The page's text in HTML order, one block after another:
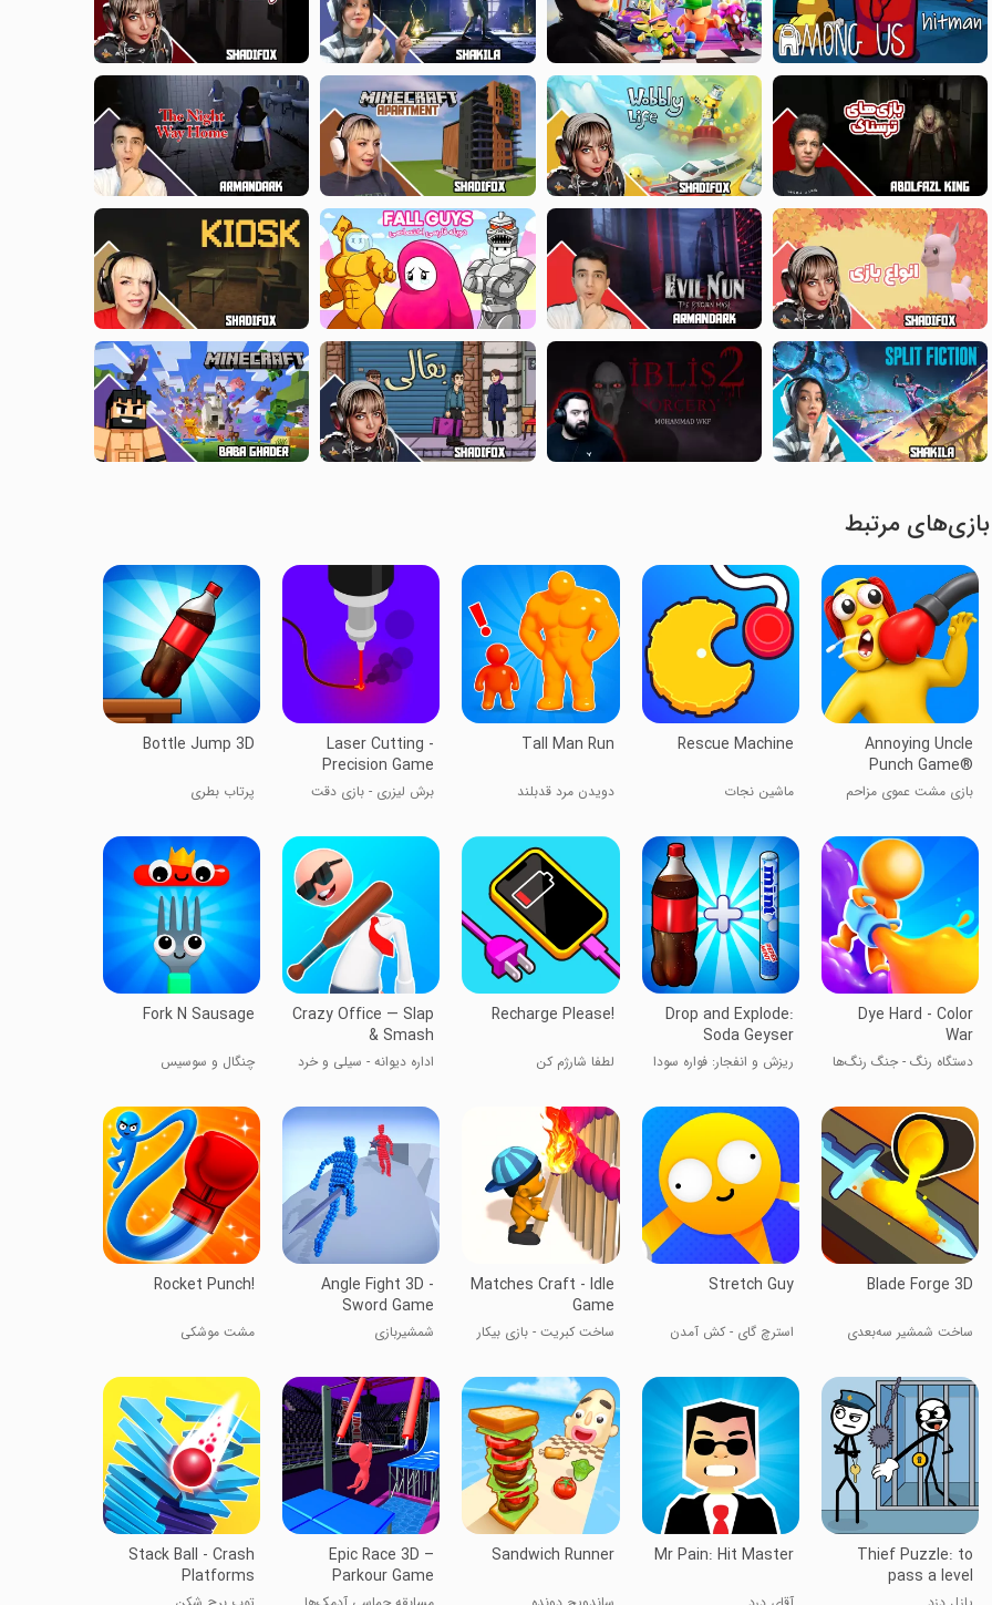
بازی‌های مرتبط
Annoying Uncle
Punch Game®
بازی مشت عموی مزاحم
Rescue Machine
ماشین نجات
Tall Man Run
دویدن مرد قدبلند
Laser Cutting -
Precision Game
برش لیزری - بازی دقت
Bottle Jump 3D
پرتاب بطری
Dye Hard - Color
War
دستگاه رنگ - جنگ رنگ‌ها
Drop and Explode:
Soda Geyser
ریزش و انفجار: فواره‌ سودا
Recharge Please!
لطفا شارژم کن
Crazy Office — Slap
& Smash
اداره دیوانه - سیلی و خرد
Fork N Sausage
چنگال و سوسیس
Blade Forge 3D
ساخت شمشیر سه‌بعدی
Stretch Guy
استرچ گای - کش آمدن
Matches Craft - Idle
Game
ساخت کبریت - بازی بیکار
Angle Fight 3D -
Sword Game
شمشیربازی
Rocket Punch!
مشت موشکی
Thief Puzzle: to
pass a level
Mr Pain: Hit Master
Sandwich Runner
Epic Race 3D –
Parkour Game
Stack Ball - Crash
Platforms